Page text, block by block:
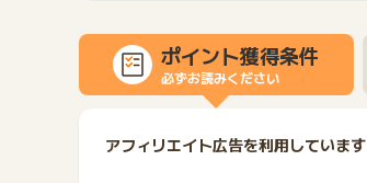
ポイント獲得条件
必ずお読みください
アフィリエイト広告を利用しています